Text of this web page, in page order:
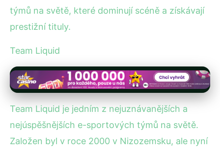
týmů na světě, které dominují scéně a získávají
prestižní tituly.
Team Liquid
Team Liquid je jedním z nejuznávanějších a
nejúspěšnějších e-sportových týmů na světě.
Založen byl v roce 2000 v Nizozemsku, ale nyní